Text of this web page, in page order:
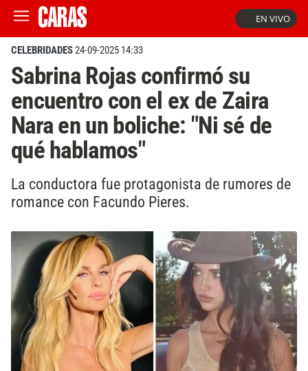
EN VIVO
CELEBRIDADES24-09-2025 14:33
Sabrina Rojas confirmó su
encuentro con el ex de Zaira
Nara en un boliche: "Ni sé de
qué hablamos"
La conductora fue protagonista de rumores de
romance con Facundo Pieres.